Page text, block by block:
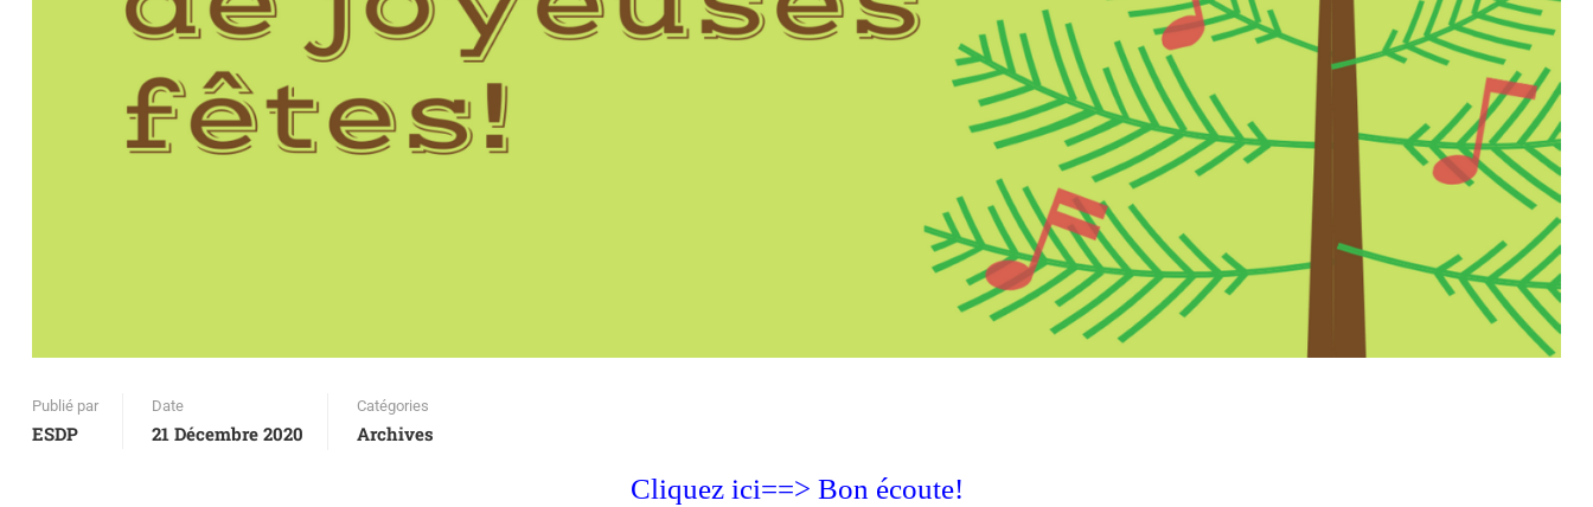
Publié par
ESDP
Date
21 Décembre 2020
Catégories
Archives
Cliquez ici==> Bon écoute!